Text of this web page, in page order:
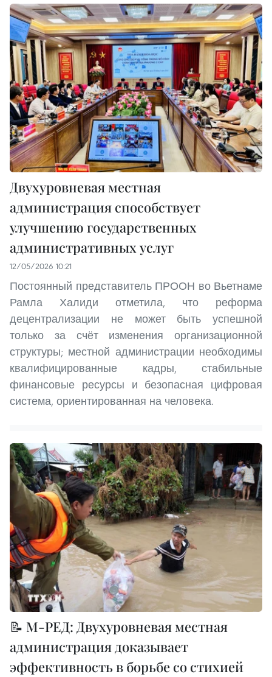
Двухуровневая местная
администрация способствует
улучшению государственных
административных услуг
12/05/2026 10:21
Постоянный представитель ПРООН во Вьетнаме
Рамла Халиди отметила, что реформа
децентрализации не может быть успешной
только за счёт изменения организационной
структуры; местной администрации необходимы
квалифицированные кадры, стабильные
финансовые ресурсы и безопасная цифровая
система, ориентированная на человека.
📝 М-РЕД: Двухуровневая местная
администрация доказывает
эффективность в борьбе со стихией